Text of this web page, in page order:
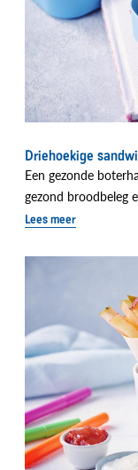
Driehoekige
Een gezonde
gezond broodbeleg
Lees meer